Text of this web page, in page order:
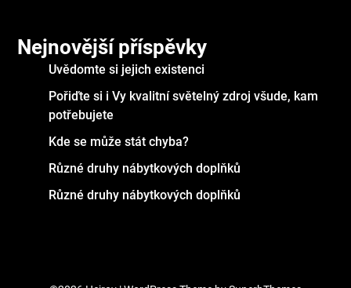
Nejnovější příspěvky
Uvědomte si jejich existenci
Pořiďte si i Vy kvalitní světelný zdroj všude, kam
potřebujete
Kde se může stát chyba?
Různé druhy nábytkových doplňků
Různé druhy nábytkových doplňků